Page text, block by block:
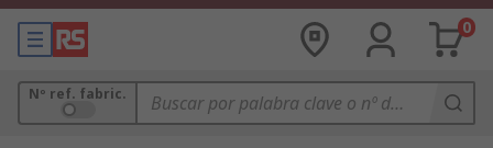
0
Nº ref. fabric.